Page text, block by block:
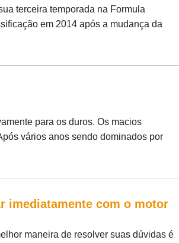
terceira temporada na Formula
em 2014 após a mudança da
para os duros. Os macios
vários anos sendo dominados por
imediatamente com o motor
maneira de resolver suas dúvidas é